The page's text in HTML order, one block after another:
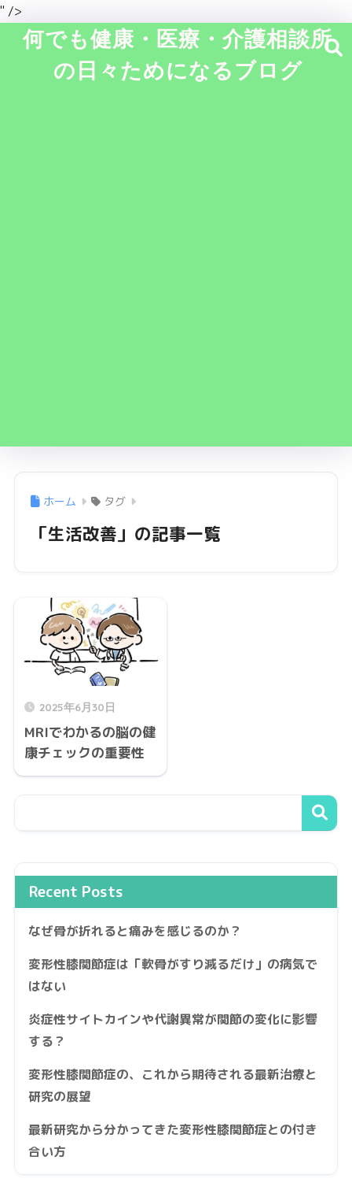
" />
何でも健康・医療・介護相談所
の日々ためになるブログ
ホーム タグ
「生活改善」の記事一覧
2025年6月30日
MRIでわかるの脳の健
康チェックの重要性
Recent Posts
なぜ骨が折れると痛みを感じるのか？
変形性膝関節症は「軟骨がすり減るだけ」の病気で
はない
炎症性サイトカインや代謝異常が関節の変化に影響
する？
変形性膝関節症の、これから期待される最新治療と
研究の展望
最新研究から分かってきた変形性膝関節症との付き
合い方